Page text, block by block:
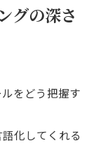
グの深さ
をどう把握す
化してくれる